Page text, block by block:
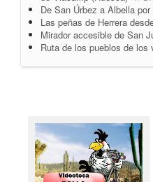
De San Úrbez a Albella
Las peñas de Herrera
Mirador accesible de San
Ruta de los pueblos de